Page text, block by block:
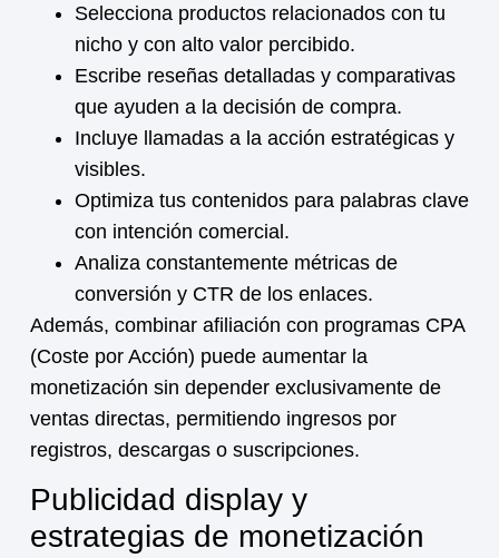
Selecciona productos relacionados con tu
nicho y con alto valor percibido.
Escribe reseñas detalladas y comparativas
que ayuden a la decisión de compra.
Incluye llamadas a la acción estratégicas y
visibles.
Optimiza tus contenidos para palabras clave
con intención comercial.
Analiza constantemente métricas de
conversión y CTR de los enlaces.
Además, combinar afiliación con programas CPA
(Coste por Acción) puede aumentar la
monetización sin depender exclusivamente de
ventas directas, permitiendo ingresos por
registros, descargas o suscripciones.
Publicidad display y
estrategias de monetización